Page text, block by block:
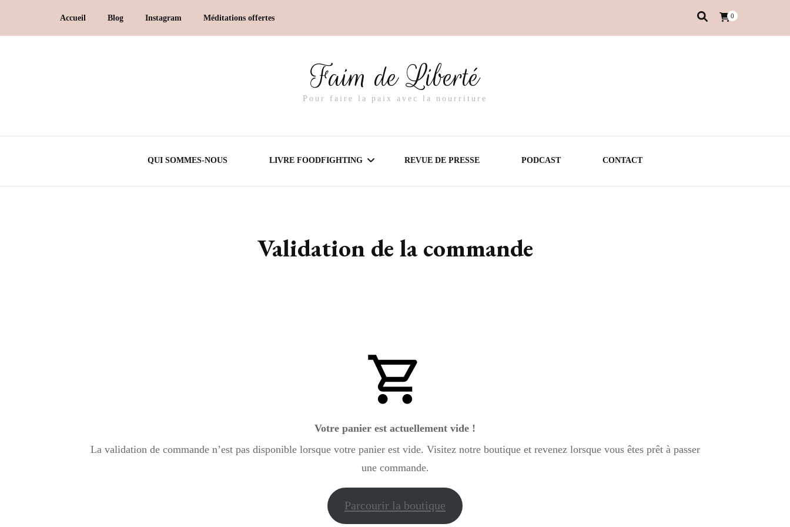
Accueil Blog Instagram Méditations offertes 0
Faim de Liberté
Pour faire la paix avec la nourriture
QUI SOMMES-NOUS LIVRE FOODFIGHTING
AVIS DES LECTEURS
REVUE DE PRESSE PODCAST CONTACT
Validation de la commande
Votre panier est actuellement vide !
La validation de commande n’est pas disponible lorsque votre panier est vide. Visitez notre boutique et revenez lorsque vous êtes prêt à passer
une commande.
Parcourir la boutique